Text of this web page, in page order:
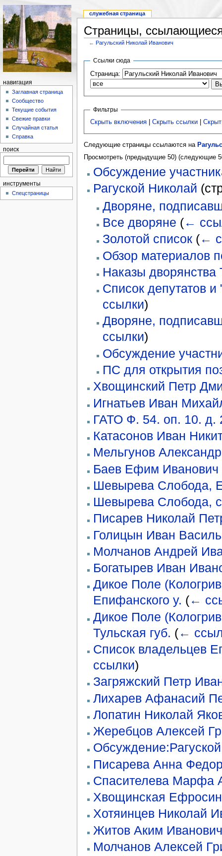
Страницы,
←Рагульский Николай Иванович
Ссылки сюда
Страница:
Фильтры
Скрыть включения |Скрыть ссылки |
Следующие страницы ссылаются на
Просмотреть (предыдущие 50) (следующие
Обсуждение
Рагуской Николай
Дворяне,
Все дворяне (←
Золотой список (←
Обзор материалов
Наказы дворянства
Список депутатов
ссылки)
Дворяне,
ссылки)
Обсуждение
ПС для открытия
Хвощинский Петр
Игнатьев Иван
ГАТО Ф. 54. оп. 10. д.
Катасонов Иван
Мельгунов
Баев Ефим Иванович
Шевырева Слобода,
Шевырева Слобода,
Писарев Николай
Голицын Иван
Молчанов Андрей
Богатырев Иван
Дикое Поле
Епифанского у. (←
Дикое Поле
Тульская губ. (←
Список владельцев
ссылки)
Загряжский Петр
Лихарев Афанасий
Лопатин Николай
Жеребцов Алексей
Писарева Анна
Спасителева Марфа
Хвощинская
Хотяинцев Николай
Житов Аким Иванович
Молчанов Алексей
служебная страница
навигация
Заглавная страница
Сообщество
Текущие события
Свежие правки
Случайная статья
Справка
поиск
инструменты
Спецстраницы